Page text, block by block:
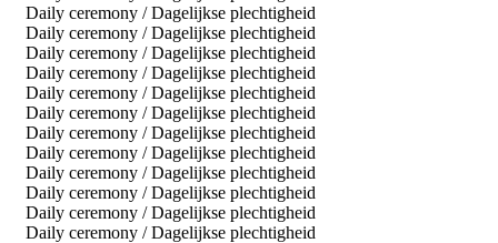
Daily ceremony / Dagelijkse plechtigheid
Daily ceremony / Dagelijkse plechtigheid
Daily ceremony / Dagelijkse plechtigheid
Daily ceremony / Dagelijkse plechtigheid
Daily ceremony / Dagelijkse plechtigheid
Daily ceremony / Dagelijkse plechtigheid
Daily ceremony / Dagelijkse plechtigheid
Daily ceremony / Dagelijkse plechtigheid
Daily ceremony / Dagelijkse plechtigheid
Daily ceremony / Dagelijkse plechtigheid
Daily ceremony / Dagelijkse plechtigheid
Daily ceremony / Dagelijkse plechtigheid